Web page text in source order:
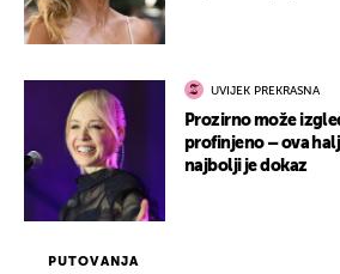
PUTOVANJA
UVIJEK PREKRASNA
Prozirno može
profinjeno – ova
najbolji je dokaz